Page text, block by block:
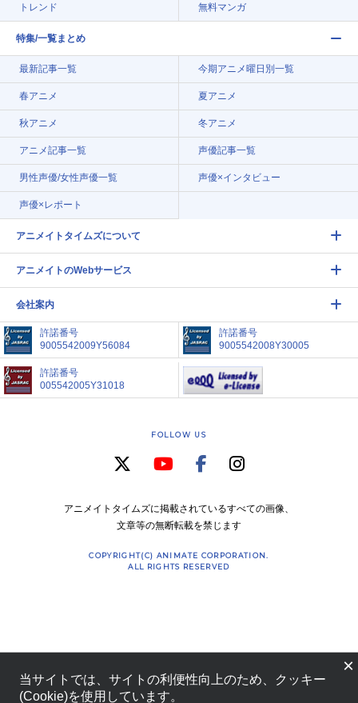
トレンド 無料マンガ
特集/一覧まとめ
最新記事一覧 今期アニメ曜日別一覧
春アニメ 夏アニメ
秋アニメ 冬アニメ
アニメ記事一覧 声優記事一覧
男性声優/女性声優一覧 声優×インタビュー
声優×レポート
アニメイトタイムズについて
アニメイトのWebサービス
会社案内
許諾番号
9005542009Y56084
許諾番号
9005542008Y30005
許諾番号
005542005Y31018
FOLLOW US
アニメイトタイムズに掲載されているすべての画像、
文章等の無断転載を禁じます
COPYRIGHT(C) ANIMATE CORPORATION.
ALL RIGHTS RESERVED
×
当サイトでは、サイトの利便性向上のため、クッキー
(Cookie)を使用しています。